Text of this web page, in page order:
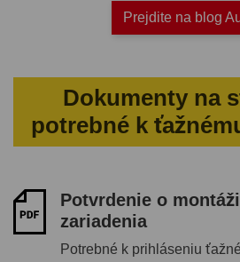
Prejdite na blog
Dokumenty na
potrebné k
Potvrdenie o
zariadenia
Potrebné k prihláseniu